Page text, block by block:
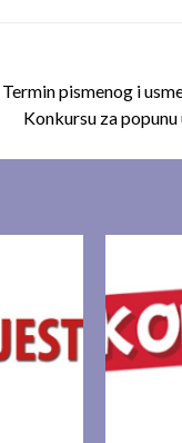
Termin pismenog i
Konkursu za